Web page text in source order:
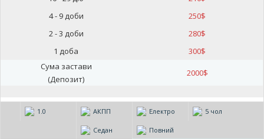
4 - 9 доби
250$
2 - 3 доби
280$
1 доба
300$
Сума застави
(Депозит)
2000$
1.0 АКПП Електро 5 чол
Седан Повний